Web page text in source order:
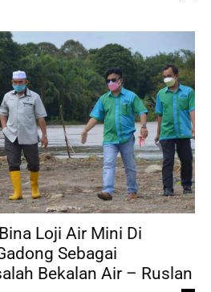
Loji Air Mini Di
Sebagai
Bekalan Air – Ruslan